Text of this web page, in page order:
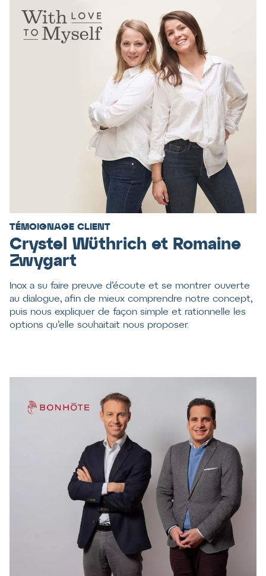
TÉMOIGNAGE CLIENT
Crystel Wüthrich et Romaine
Zwygart
Inox a su faire preuve d’écoute et se montrer ouverte
au dialogue, afin de mieux comprendre notre concept,
puis nous expliquer de façon simple et rationnelle les
options qu’elle souhaitait nous proposer.